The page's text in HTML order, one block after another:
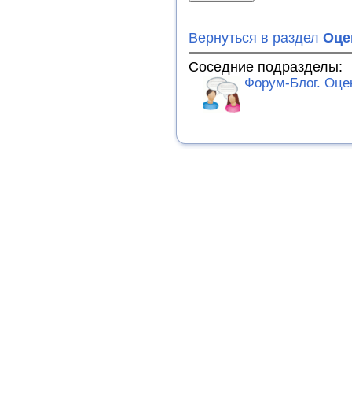
Вернуться в раздел
Соседние подразделы:
Форум-Блог.